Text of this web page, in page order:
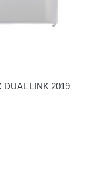
DUAL LINK 2019